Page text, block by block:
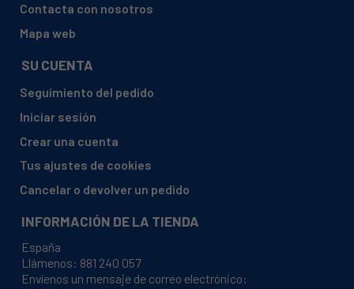
CANDY, CDF 615 AX AUS
CANDY, CDF 625 AS AUS
CANDY, CDF 745 X-01
CANDY, CDF 772-47
CANDY, CDF 772X-47
Contacta con nosotros
Mapa web
SU CUENTA
Seguimiento del pedido
Iniciar sesión
Crear una cuenta
Tus ajustes de cookies
Cancelar o devolver un pedido
INFORMACIÓN DE LA TIENDA
España
Llámenos: 881 240 057
Envíenos un mensaje de correo electrónico: